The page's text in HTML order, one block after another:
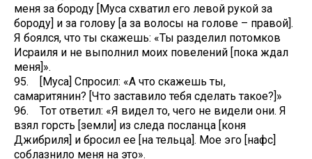
меня за бороду [Муса схватил его левой рукой за
бороду] и за голову [а за волосы на голове – правой].
Я боялся, что ты скажешь: «Ты разделил потомков
Исраиля и не выполнил моих повелений [пока ждал
меня]».
95. [Муса] Спросил: «А что скажешь ты,
самаритянин? [Что заставило тебя сделать такое?]»
96. Тот ответил: «Я видел то, чего не видели они. Я
взял горсть [земли] из следа посланца [коня
Джибриля] и бросил ее [на тельца]. Мое эго [нафс]
соблазнило меня на это».